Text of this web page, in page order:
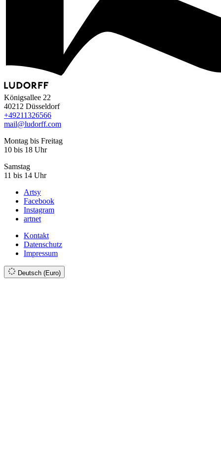
Königsallee 22
40212 Düsseldorf
+49211326566
mail@ludorff.com
Montag bis Freitag
10 bis 18 Uhr
Samstag
11 bis 14 Uhr
Artsy
Facebook
Instagram
artnet
Kontakt
Datenschutz
Impressum
Deutsch (Euro)